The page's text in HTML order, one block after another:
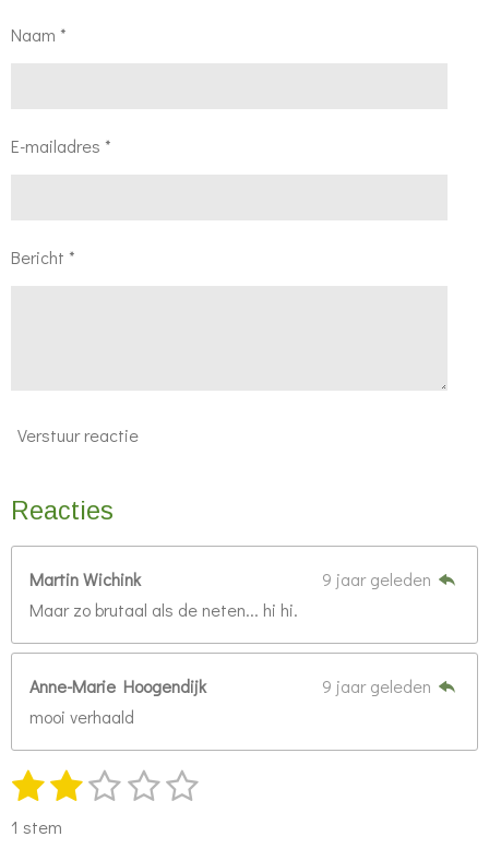
Naam *
E-mailadres *
Bericht *
Verstuur reactie
Reacties
Martin Wichink
9 jaar geleden
Maar zo brutaal als de neten... hi hi.
Anne-Marie Hoogendijk
9 jaar geleden
mooi verhaald
R
1
s
2
s
3 4 5
S
1 stem